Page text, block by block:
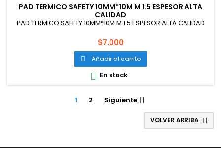
PAD TERMICO SAFETY 10MM*10M M 1.5 ESPESOR ALTA
CALIDAD
PAD TERMICO SAFETY 10MM*10M M 1.5 ESPESOR ALTA CALIDAD
Precio
$7.000
 Añadir al carrito
 En stock
1 2 Siguiente 
VOLVER ARRIBA 